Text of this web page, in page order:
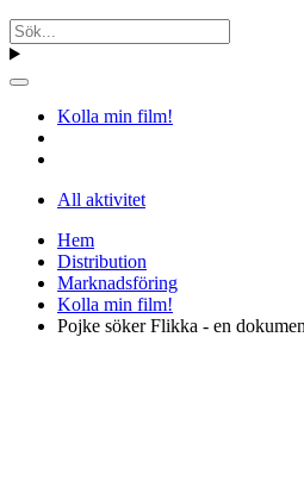
Kolla min film!
All aktivitet
Hem
Distribution
Marknadsföring
Kolla min film!
Pojke söker Flikka - en